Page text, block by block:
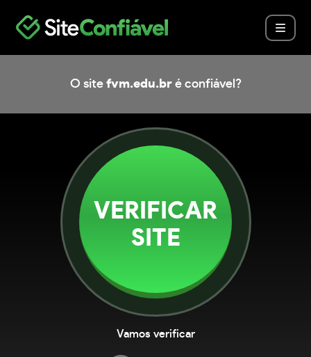
O site fvm.edu.bré confiável?
VERIFICAR
SITE
Vamos verificar